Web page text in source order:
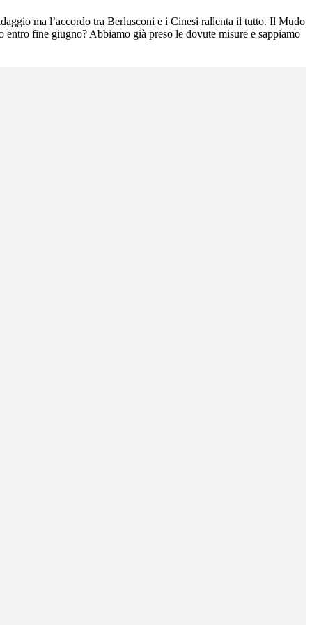
ma l’accordo tra Berlusconi e i Cinesi rallenta il tutto. Il Mudo
fine giugno? Abbiamo già preso le dovute misure e sappiamo